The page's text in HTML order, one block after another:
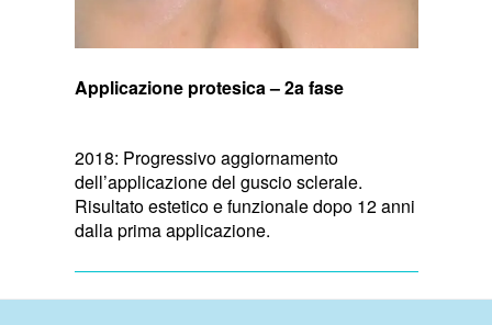
Applicazione protesica – 2a fase
2018: Progressivo aggiornamento
dell’applicazione del guscio sclerale.
Risultato estetico e funzionale dopo 12 anni
dalla prima applicazione.